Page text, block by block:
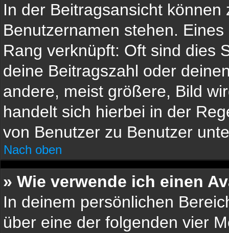
In der Beitragsansicht
Benutzernamen stehen.
Rang verknüpft: Oft sind dies
deine Beitragszahl oder
andere, meist größere, Bild
handelt sich hierbei in der
von Benutzer zu Benutzer
Nach oben
» Wie verwende ich einen
In deinem persönlichen
über eine der folgenden vier